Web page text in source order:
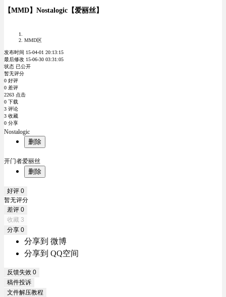
【MMD】Nostalogic【爱丽丝】
MMD区
发布时间 15-04-01 20:13:15
最后修改 15-06-30 03:31:05
状态 已公开
暂无评分
0 好评
0 差评
2263 点击
0 下载
3 评论
3 收藏
0 分享
Nostalogic
删除
开门者爱丽丝
删除
好评 0
暂无评分
差评 0
收藏 3
分享 0
分享到 微博
分享到 QQ空间
反馈失效 0
稿件投诉
文件解压教程